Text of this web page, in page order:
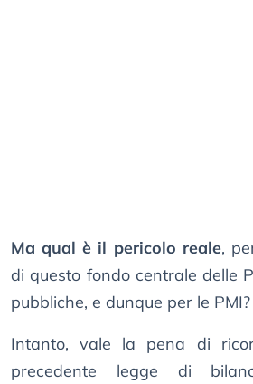
Ma qual è il pericolo reale,
di questo fondo centrale delle
pubbliche, e dunque per le PMI?
Intanto, vale la pena di
precedente legge di